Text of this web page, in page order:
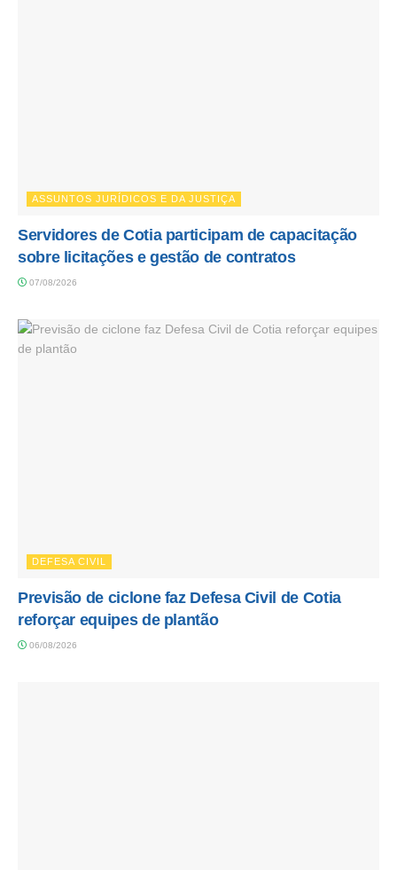
ASSUNTOS JURÍDICOS E DA JUSTIÇA
Servidores de Cotia participam de capacitação
sobre licitações e gestão de contratos
07/08/2026
DEFESA CIVIL
Previsão de ciclone faz Defesa Civil de Cotia
reforçar equipes de plantão
06/08/2026